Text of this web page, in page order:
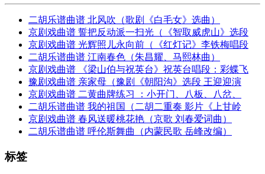
二胡乐谱曲谱 北风吹（歌剧《白毛女》选曲）
京剧戏曲谱 誓把反动派一扫光（《智取威虎山》选段
京剧戏曲谱 光辉照儿永向前（《红灯记》李铁梅唱段
二胡乐谱曲谱 江南春色（朱昌耀、马熙林曲）
京剧戏曲谱 《梁山伯与祝英台》祝英台唱段：彩蝶飞
豫剧戏曲谱 亲家母（豫剧《朝阳沟》选段 王迎迎演
京剧戏曲谱 二黄曲牌练习 ：小开门、八板、八岔、
二胡乐谱曲谱 我的祖国（二胡二重奏 影片《上甘岭
京剧戏曲谱 春风送暖桃花艳（京歌 刘春爱词曲）
二胡乐谱曲谱 呼伦斯舞曲（内蒙民歌 岳峰改编）
标签